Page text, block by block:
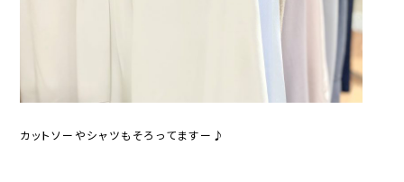
カットソーやシャツもそろってますー♪